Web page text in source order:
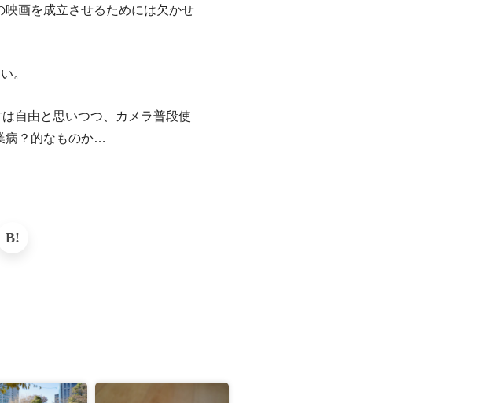
画を成立させるためには欠かせ
。
自由と思いつつ、カメラ普段使
病？的なものか…